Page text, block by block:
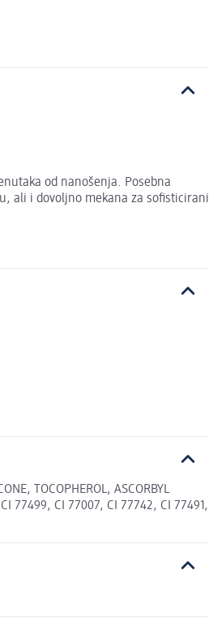
od nanošenja. Posebna
ali i dovoljno mekana za sofisticirani
TOCOPHEROL, ASCORBYL
CI 77499, CI 77007, CI 77742, CI 77491,